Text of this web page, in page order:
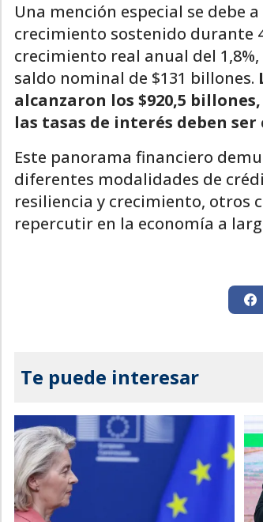
Una mención especial se debe
crecimiento sostenido durante
crecimiento real anual del
saldo nominal de $131 billones.
alcanzaron los $920,5
las tasas de interés deben ser
Este panorama financiero
diferentes modalidades de
resiliencia y crecimiento, otros
repercutir en la economía a
Te puede interesar